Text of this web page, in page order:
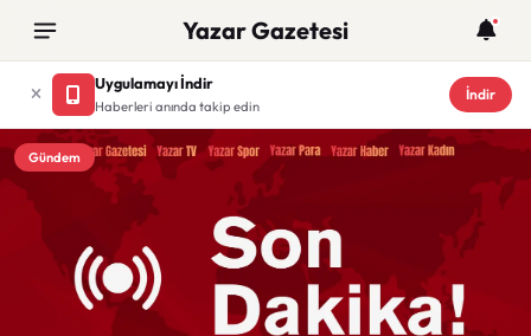
Yazar Gazetesi
Uygulamayı İndir
Haberleri anında takip edin
İndir
Gündem